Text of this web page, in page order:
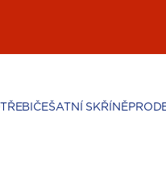
ŠATNÍ SKŘÍNĚ